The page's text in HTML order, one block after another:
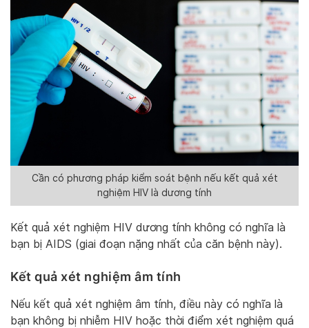
Cần có phương pháp kiểm soát bệnh nếu kết quả xét
nghiệm HIV là dương tính
Kết quả xét nghiệm HIV dương tính không có nghĩa là
bạn bị AIDS (giai đoạn nặng nhất của căn bệnh này).
Kết quả xét nghiệm âm tính
Nếu kết quả xét nghiệm âm tính, điều này có nghĩa là
bạn không bị nhiễm HIV hoặc thời điểm xét nghiệm quá